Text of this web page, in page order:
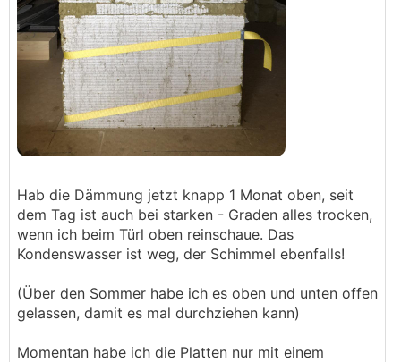
Hab die Dämmung jetzt knapp 1 Monat oben, seit
dem Tag ist auch bei starken - Graden alles trocken,
wenn ich beim Türl oben reinschaue. Das
Kondenswasser ist weg, der Schimmel ebenfalls!
(Über den Sommer habe ich es oben und unten offen
gelassen, damit es mal durchziehen kann)
Momentan habe ich die Platten nur mit einem